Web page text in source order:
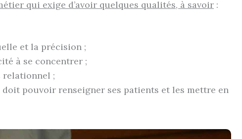
qui exige d’avoir quelques qualités, à savoir :
et la précision ;
à se concentrer ;
relationnel ;
pouvoir renseigner ses patients et les mettre en